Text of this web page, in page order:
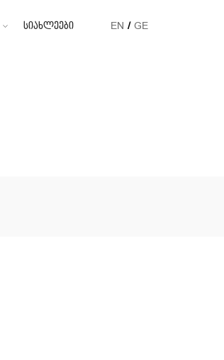
სიახლეები EN GE